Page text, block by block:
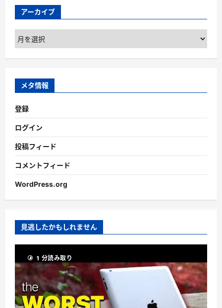
アーカイブ
ア
ー
カ
ブ
メタ情報
登録
ログイン
投稿フィード
コメントフィード
WordPress.org
見逃したかもしれません
1 分読み取り